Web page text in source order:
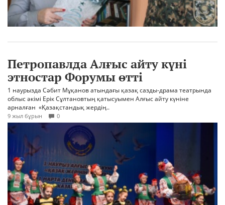
Петропавлда Алғыс айту күні
этностар Форумы өтті
1 наурызда Сәбит Мұқанов атындағы қазақ сазды-драма театрында
облыс әкімі Ерік Сұлтановтың қатысуымен Алғыс айту күніне
арналған «Қазақстандық жердің..
9 жыл бұрын 0